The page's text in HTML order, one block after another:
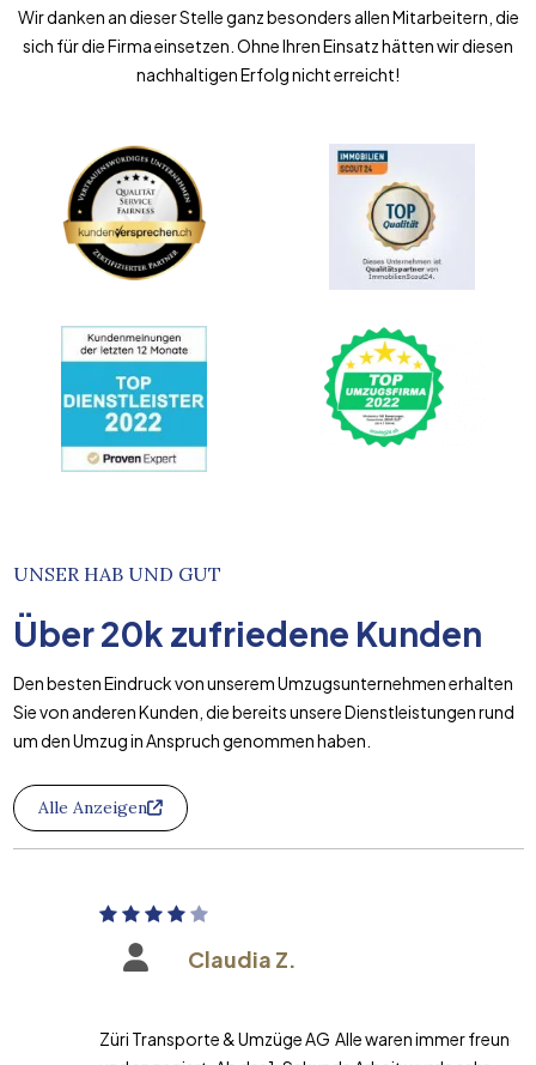
Wir danken an dieser Stelle ganz besonders allen Mitarbeitern, die
sich für die Firma einsetzen. Ohne Ihren Einsatz hätten wir diesen
nachhaltigen Erfolg nicht erreicht!
UNSER HAB UND GUT
Über20k zufriedene Kunden
Den besten Eindruck von unserem Umzugsunternehmen erhalten
Sie von anderen Kunden, die bereits unsere Dienstleistungen rund
um den Umzug in Anspruch genommen haben.
Alle Anzeigen
Claudia Z.
Züri Transporte & Umzüge AG Alle waren immer freundlich